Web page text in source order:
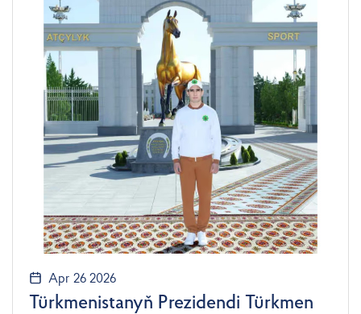
Apr 26 2026
Türkmenistanyň Prezidendi Türkmen